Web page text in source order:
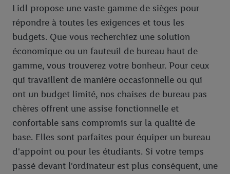
Lidl propose une vaste gamme de sièges pour
répondre à toutes les exigences et tous les
budgets. Que vous recherchiez une solution
économique ou un fauteuil de bureau haut de
gamme, vous trouverez votre bonheur. Pour ceux
qui travaillent de manière occasionnelle ou qui
ont un budget limité, nos chaises de bureau pas
chères offrent une assise fonctionnelle et
confortable sans compromis sur la qualité de
base. Elles sont parfaites pour équiper un bureau
d'appoint ou pour les étudiants. Si votre temps
passé devant l'ordinateur est plus conséquent, une
individuelles et trouver de plus amples informations sur le
traitement des données.
En cliquant sur « Refuser », vous pouvez autoriser uniquement
l’utilisation des technologies nécessaires. En cliquant sur «
Accepter », vous autorisez tous les traitements pour toutes les
finalités susmentionnées. Vous trouverez de plus amples
informations sur la durée de conservation des données et votre
droit de révoquer votre consentement à tout moment avec effet
pour l’avenir dans notredéclaration relative à la protection des
données.Vous trouverez les impressions ici.